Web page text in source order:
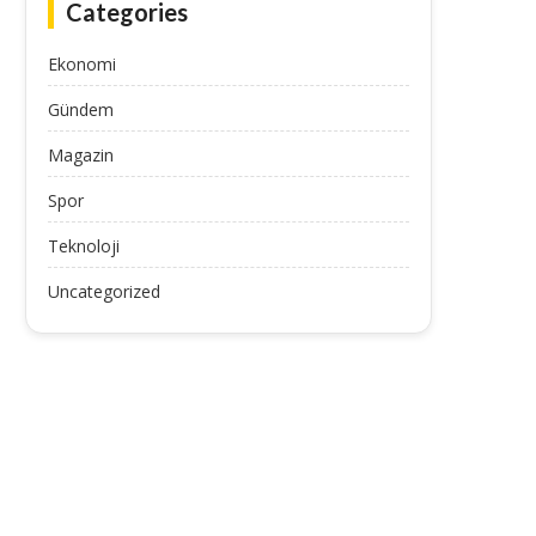
Categories
Ekonomi
Gündem
Magazin
Spor
Teknoloji
Uncategorized